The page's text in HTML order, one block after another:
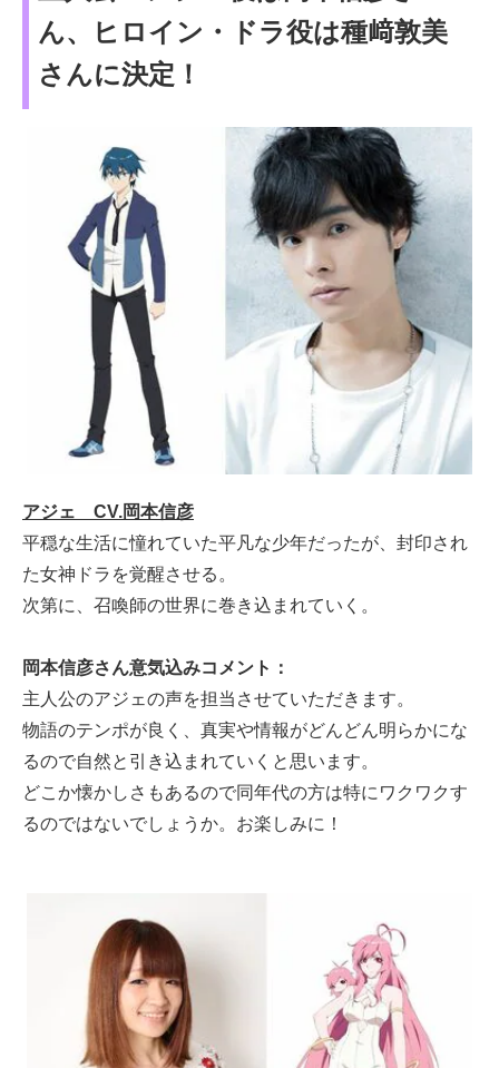
ん、ヒロイン・ドラ役は種﨑敦美
さんに決定！
アジェ CV.岡本信彦
平穏な生活に憧れていた平凡な少年だったが、封印され
た女神ドラを覚醒させる。
次第に、召喚師の世界に巻き込まれていく。
岡本信彦さん意気込みコメント：
主人公のアジェの声を担当させていただきます。
物語のテンポが良く、真実や情報がどんどん明らかにな
るので自然と引き込まれていくと思います。
どこか懐かしさもあるので同年代の方は特にワクワクす
るのではないでしょうか。お楽しみに！